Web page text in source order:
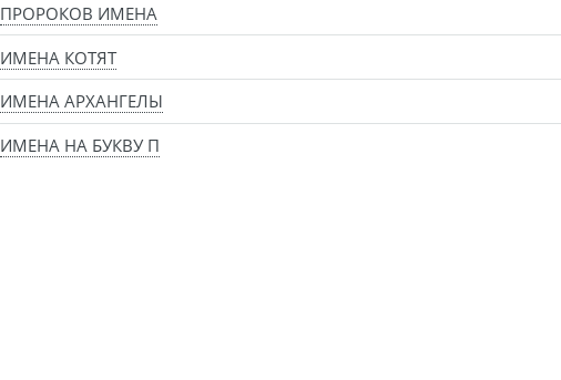
ПРОРОКОВ ИМЕНА
ИМЕНА КОТЯТ
ИМЕНА АРХАНГЕЛЫ
ИМЕНА НА БУКВУ П